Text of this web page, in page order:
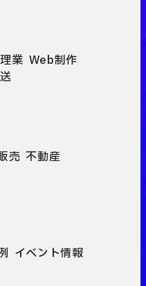
業 Web制作
売 不動産
イベント情報